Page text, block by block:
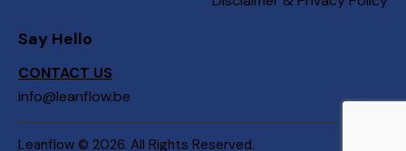
Say Hello
CONTACT US
info@leanflow.be
Leanflow © 2026. All Rights Reserved.